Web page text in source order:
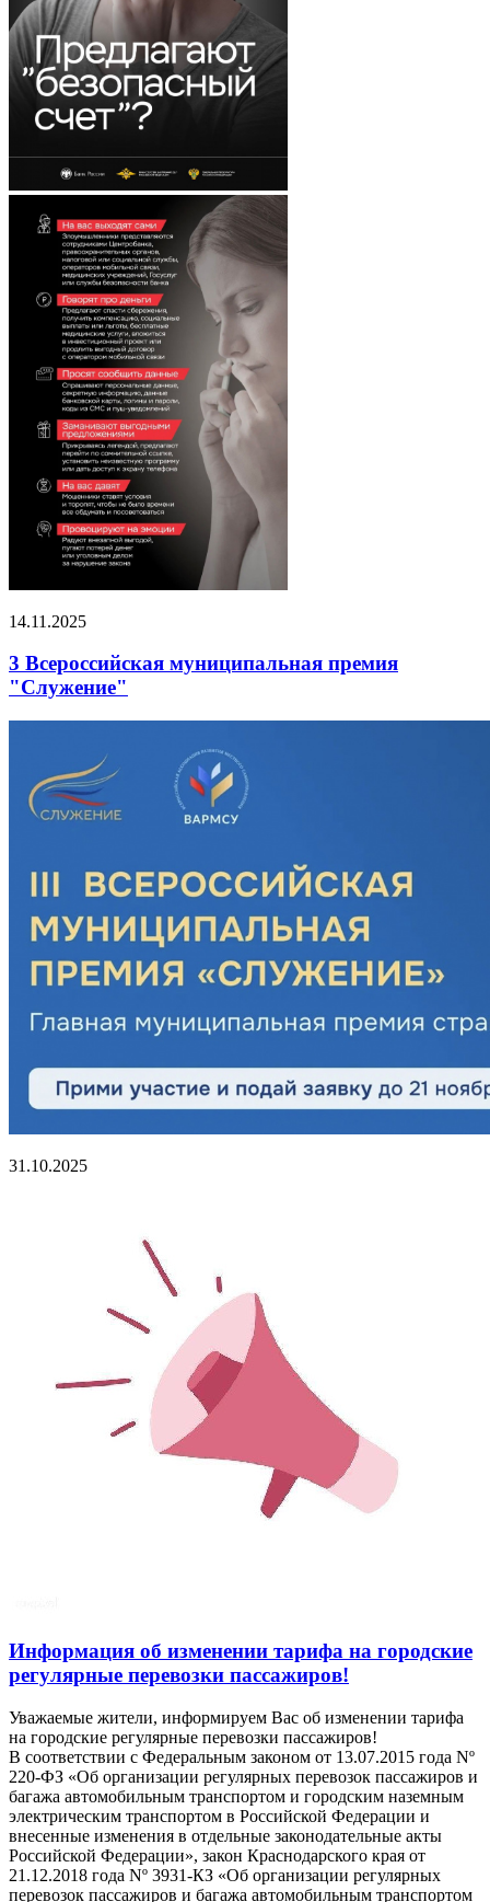
14.11.2025
3 Всероссийская муниципальная премия
"Служение"
31.10.2025
Информация об изменении тарифа на городские
регулярные перевозки пассажиров!
Уважаемые жители, информируем Вас об изменении тарифа
на городские регулярные перевозки пассажиров!
В соответствии с Федеральным законом от 13.07.2015 года Nº
220-ФЗ «Об организации регулярных перевозок пассажиров и
багажа автомобильным транспортом и городским наземным
электрическим транспортом в Российской Федерации и
внесенные изменения в отдельные законодательные акты
Российской Федерации», закон Краснодарского края от
21.12.2018 года Nº 3931-КЗ «Об организации регулярных
перевозок пассажиров и багажа автомобильным транспортом